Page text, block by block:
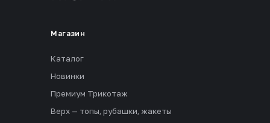
Магазин
Каталог
Новинки
Премиум Трикотаж
Верх — топы, рубашки, жакеты